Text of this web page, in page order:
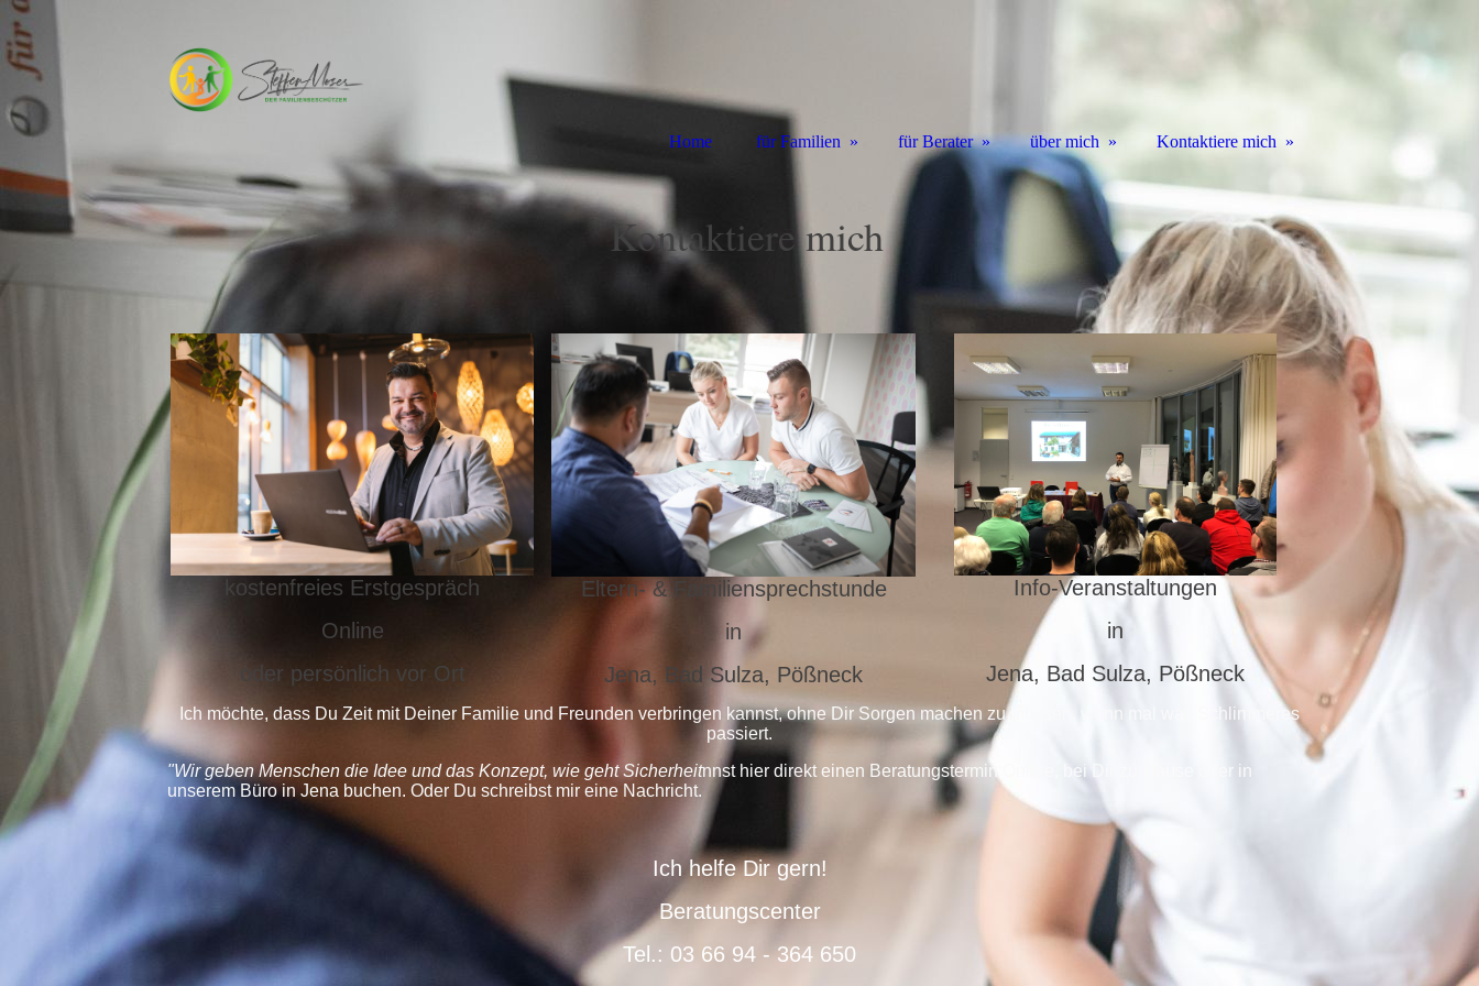
Kontaktiere mich
kostenfreies Erstgespräch
Online
oder persönlich vor Ort
Eltern- & Familiensprechstunde
in
Jena, Bad Sulza, Pößneck
Info-Veranstaltungen
in
Jena, Bad Sulza, Pößneck
Ich möchte, dass Du Zeit mit Deiner Familie und Freunden verbringen kannst, ohne Dir Sorgen machen zu müssen, wenn mal was Schlimmeres
passiert.
"Wir geben Menschen die Idee und das Konzept, wie geht Sicherheitnnst hier direkt einen Beratungstermin Online, bei Dir zu Hause oder in
unserem Büro in Jena buchen. Oder Du schreibst mir eine Nachricht.
Ich helfe Dir gern!
Beratungscenter
Tel.: 03 66 94 - 364 650
Home für Familien für Berater über mich Kontaktiere mich